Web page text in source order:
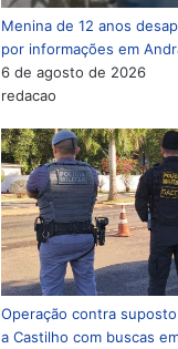
Menina de 12 anos
por informações em
6 de agosto de 2026
redacao
Operação contra
a Castilho com buscas